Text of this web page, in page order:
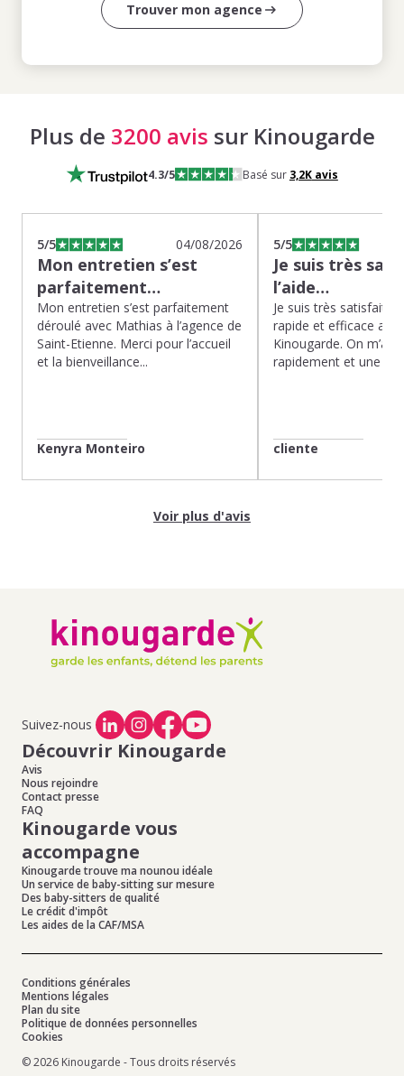
Trouver mon agence
Plus de 3200 avis sur Kinougarde
4.3/5 Basé sur 3,2Kavis
5/5 04/08/2026
Mon entretien s’est
parfaitement…
Mon entretien s’est parfaitement
déroulé avec Mathias à l’agence de
Saint-Etienne. Merci pour l’accueil
et la bienveillance...
Kenyra Monteiro
5/5
Je suis très
l’aide…
Je suis très satisfaite
rapide et efficace
Kinougarde. On m’a
rapidement et une
cliente
Voir plus d'avis
Suivez-nous
Découvrir Kinougarde
Avis
Nous rejoindre
Contact presse
FAQ
Kinougarde vous
accompagne
Kinougarde trouve ma nounou idéale
Un service de baby-sitting sur mesure
Des baby-sitters de qualité
Le crédit d'impôt
Les aides de la CAF/MSA
Conditions générales
Mentions légales
Plan du site
Politique de données personnelles
Cookies
© 2026 Kinougarde - Tous droits réservés